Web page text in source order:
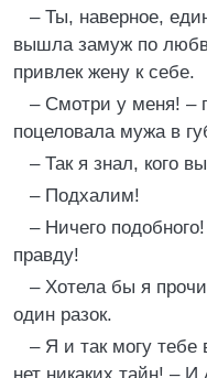
– Ты, наверное,
вышла замуж по
привлек жену к себе.
– Смотри у меня! –
поцеловала мужа в
– Так я знал, кого
– Подхалим!
– Ничего
правду!
– Хотела бы я
один разок.
– Я и так могу тебе